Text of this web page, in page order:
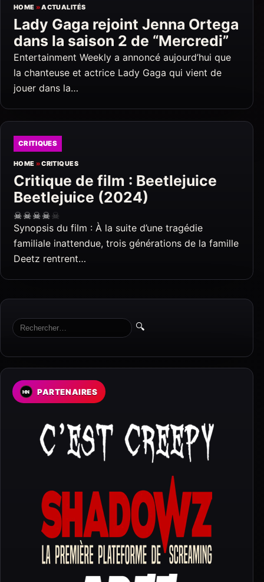
HOME »ACTUALITÉS
Lady Gaga rejoint Jenna Ortega
dans la saison 2 de “Mercredi”
Entertainment Weekly a annoncé aujourd’hui que
la chanteuse et actrice Lady Gaga qui vient de
jouer dans la…
CRITIQUES
HOME »CRITIQUES
Critique de film : Beetlejuice
Beetlejuice (2024)
☠☠☠☠☠
Synopsis du film : À la suite d’une tragédie
familiale inattendue, trois générations de la famille
Deetz rentrent…
🔍
PARTENAIRES